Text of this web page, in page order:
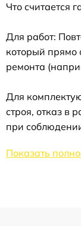
Что считается
Для работ:
который прямо
ремонта
Для
строя, отказ в
при
Показать